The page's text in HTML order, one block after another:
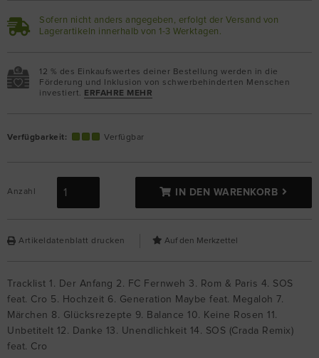
Sofern nicht anders angegeben, erfolgt der Versand von
Lagerartikeln innerhalb von 1-3 Werktagen.
12 % des Einkaufswertes deiner Bestellung werden in die
Förderung und Inklusion von schwerbehinderten Menschen
investiert. ERFAHRE MEHR
Verfügbarkeit: Verfügbar
Anzahl IN DEN WARENKORB
Artikeldatenblatt drucken
Tracklist 1. Der Anfang 2. FC Fernweh 3. Rom & Paris 4. SOS
feat. Cro 5. Hochzeit 6. Generation Maybe feat. Megaloh 7.
Märchen 8. Glücksrezepte 9. Balance 10. Keine Rosen 11.
Unbetitelt 12. Danke 13. Unendlichkeit 14. SOS (Crada Remix)
feat. Cro